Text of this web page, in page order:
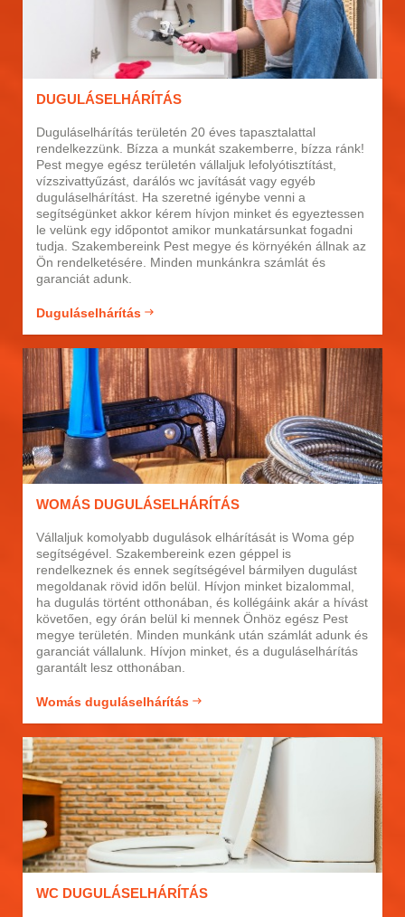
DUGULÁSELHÁRÍTÁS
Duguláselhárítás területén 20 éves tapasztalattal
rendelkezzünk. Bízza a munkát szakemberre, bízza ránk!
Pest megye egész területén vállaljuk lefolyótisztítást,
vízszivattyűzást, darálós wc javítását vagy egyéb
duguláselhárítást. Ha szeretné igénybe venni a
segítségünket akkor kérem hívjon minket és egyeztessen
le velünk egy időpontot amikor munkatársunkat fogadni
tudja. Szakembereink Pest megye és környékén állnak az
Ön rendelketésére. Minden munkánkra számlát és
garanciát adunk.
Duguláselhárítás
WOMÁS DUGULÁSELHÁRÍTÁS
Vállaljuk komolyabb dugulások elhárítását is Woma gép
segítségével. Szakembereink ezen géppel is
rendelkeznek és ennek segítségével bármilyen dugulást
megoldanak rövid időn belül. Hívjon minket bizalommal,
ha dugulás történt otthonában, és kollégáink akár a hívást
követően, egy órán belül ki mennek Önhöz egész Pest
megye területén. Minden munkánk után számlát adunk és
garanciát vállalunk. Hívjon minket, és a duguláselhárítás
garantált lesz otthonában.
Womás duguláselhárítás
WC DUGULÁSELHÁRÍTÁS